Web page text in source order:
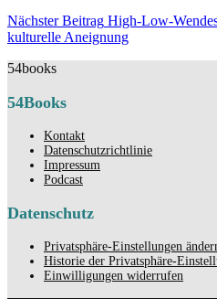
Beitragsnavigation
Nächster Beitrag High-Low-
kulturelle AneignungNächster
54books
54Books
Kontakt
Datenschutzrichtlinie
Impressum
Podcast
Datenschutz
Privatsphäre-Einstellungen
Historie der Privatsphäre-
Einwilligungen widerrufen